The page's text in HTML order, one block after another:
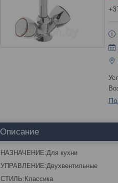
Описание
НАЗНАЧЕНИЕ:Для кухни
УПРАВЛЕНИЕ:Двухвентильные
СТИЛЬ:Классика